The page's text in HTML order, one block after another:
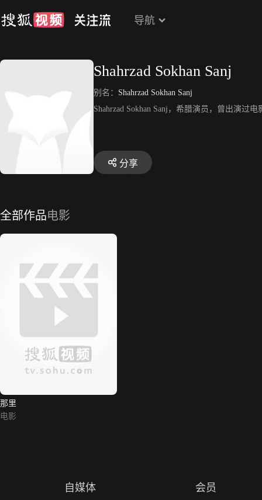
导航
Shahrzad Sokhan Sanj
别名： Shahrzad Sokhan Sanj
Shahrzad Sokhan Sanj，希腊演员，曾出演过电
分享
全部作品电影
那里
电影
自媒体 会员